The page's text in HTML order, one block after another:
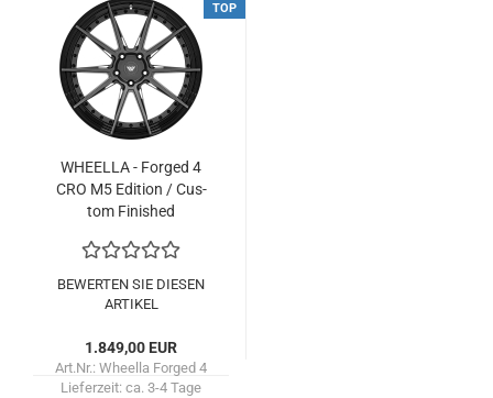
TOP
WHEEL­LA - For­ged 4
CRO M5 Edi­ti­on / Cus­
tom Fi­nis­hed
BEWERTEN SIE DIESEN
ARTIKEL
1.849,00 EUR
Art.Nr.: Wheella Forged 4
Lieferzeit: ca. 3-4 Tage